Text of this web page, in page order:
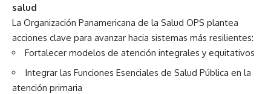
salud
La Organización Panamericana de la Salud OPS plantea
acciones clave para avanzar hacia sistemas más resilientes:
Fortalecer modelos de atención integrales y equitativos
Integrar las Funciones Esenciales de Salud Pública en la
atención primaria